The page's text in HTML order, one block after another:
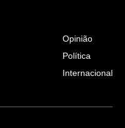
Opinião
Política
Internacional